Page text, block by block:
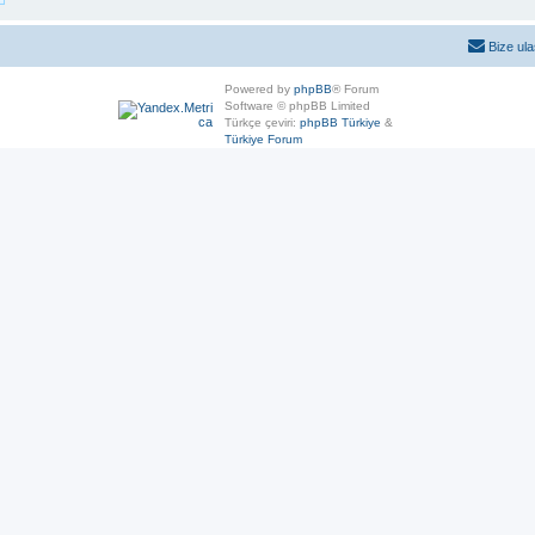
Bize
Powered by phpBB® Forum
Software © phpBB Limited
Türkçe çeviri: phpBB Türkiye &
Türkiye Forum